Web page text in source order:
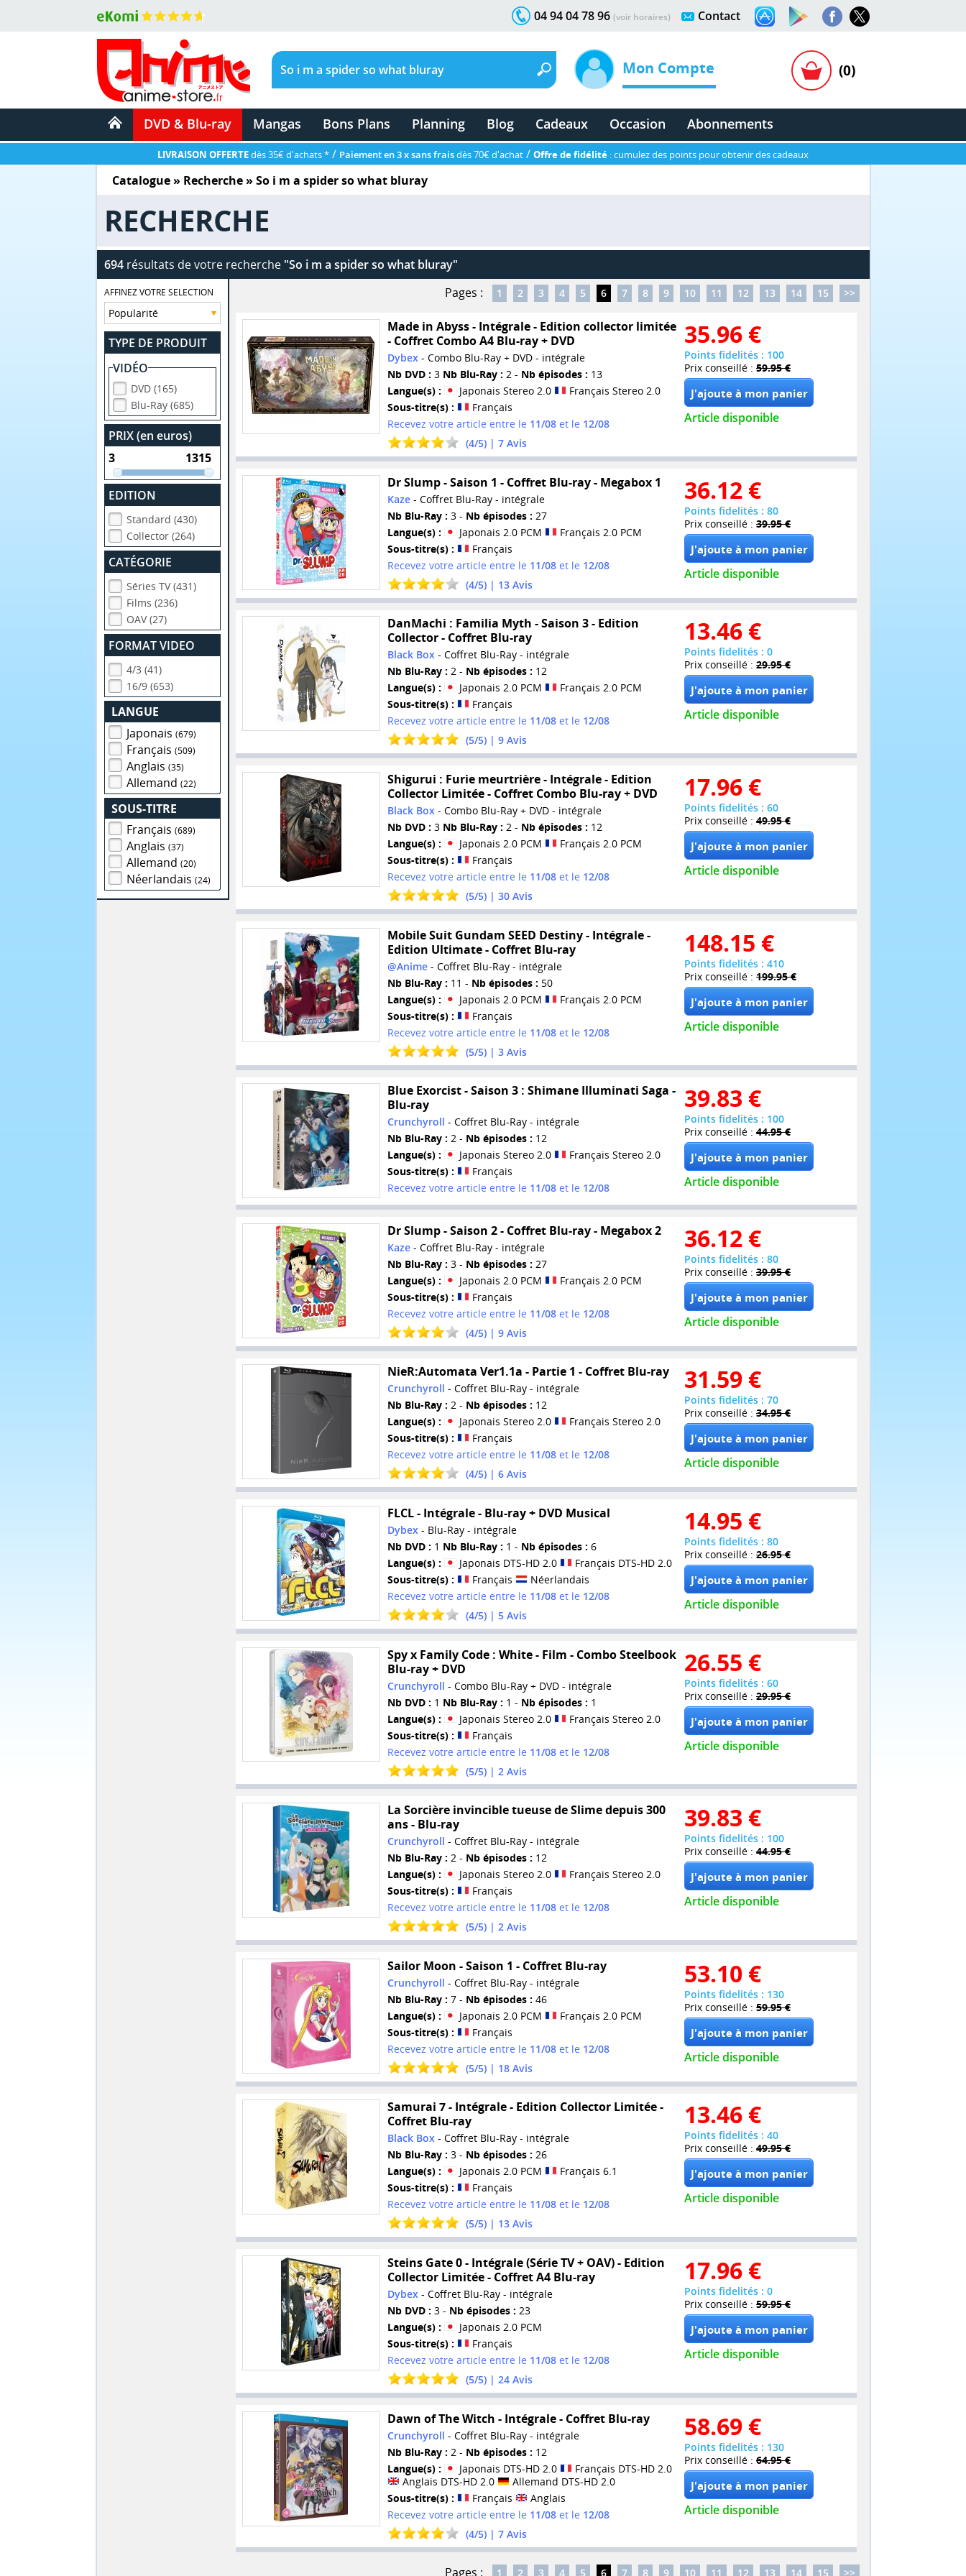
Contact
04 94 04 78 96 (voir horaires)
Mon Compte (0)
DVD & Blu-ray Mangas Bons Plans Planning Blog Cadeaux Occasion Abonnements
LIVRAISON OFFERTEdès 35€ d'achats * / Paiement en 3 x sans fraisdès 70€ d'achat / Offre de fidélité : cumulez des points pour obtenir des cadeaux
Catalogue» Recherche » So i m a spider so what bluray
RECHERCHE
694résultats de votre recherche "So i m a spider so what bluray"
AFFINEZ VOTRE SELECTION
TYPE DE PRODUIT
VIDÉO
DVD (165)
Blu-Ray (685)
PRIX (en euros)
EDITION
Standard (430)
Collector (264)
CATÉGORIE
Séries TV (431)
Films (236)
OAV (27)
FORMAT VIDEO
4/3 (41)
16/9 (653)
LANGUE
Japonais(679)
Français(509)
Anglais(35)
Allemand(22)
SOUS-TITRE
Français(689)
Anglais(37)
Allemand(20)
Néerlandais(24)
Pages : 1 2 3 4 5 6 7 8 9 10 11 12 13 14 15 >>
Made in Abyss - Intégrale - Edition collector limitée
- Coffret Combo A4 Blu-ray + DVD
Dybex- Combo Blu-Ray + DVD - intégrale
Nb DVD : 3 Nb Blu-Ray : 2 - Nb épisodes : 13
Langue(s) :
Japonais Stereo 2.0
Français Stereo 2.0
Sous-titre(s) :
Français
Recevez votre article entre le 11/08et le 12/08
(4/5) | 7Avis
35.96 €
Points fidelités : 100
Prix conseillé : 59.95 €
Article disponible
Dr Slump - Saison 1 - Coffret Blu-ray - Megabox 1
Kaze- Coffret Blu-Ray - intégrale
Nb Blu-Ray : 3 - Nb épisodes : 27
Langue(s) :
Japonais 2.0 PCM
Français 2.0 PCM
Sous-titre(s) :
Français
Recevez votre article entre le 11/08et le 12/08
(4/5) | 13Avis
36.12 €
Points fidelités : 80
Prix conseillé : 39.95 €
Article disponible
DanMachi : Familia Myth - Saison 3 - Edition
Collector - Coffret Blu-ray
Black Box- Coffret Blu-Ray - intégrale
Nb Blu-Ray : 2 - Nb épisodes : 12
Langue(s) :
Japonais 2.0 PCM
Français 2.0 PCM
Sous-titre(s) :
Français
Recevez votre article entre le 11/08et le 12/08
(5/5) | 9Avis
13.46 €
Points fidelités : 0
Prix conseillé : 29.95 €
Article disponible
Shigurui : Furie meurtrière - Intégrale - Edition
Collector Limitée - Coffret Combo Blu-ray + DVD
Black Box- Combo Blu-Ray + DVD - intégrale
Nb DVD : 3 Nb Blu-Ray : 2 - Nb épisodes : 12
Langue(s) :
Japonais 2.0 PCM
Français 2.0 PCM
Sous-titre(s) :
Français
Recevez votre article entre le 11/08et le 12/08
(5/5) | 30Avis
17.96 €
Points fidelités : 60
Prix conseillé : 49.95 €
Article disponible
Mobile Suit Gundam SEED Destiny - Intégrale -
Edition Ultimate - Coffret Blu-ray
@Anime- Coffret Blu-Ray - intégrale
Nb Blu-Ray : 11 - Nb épisodes : 50
Langue(s) :
Japonais 2.0 PCM
Français 2.0 PCM
Sous-titre(s) :
Français
Recevez votre article entre le 11/08et le 12/08
(5/5) | 3Avis
148.15 €
Points fidelités : 410
Prix conseillé : 199.95 €
Article disponible
Blue Exorcist - Saison 3 : Shimane Illuminati Saga -
Blu-ray
Crunchyroll - Coffret Blu-Ray - intégrale
Nb Blu-Ray : 2 - Nb épisodes : 12
Langue(s) :
Japonais Stereo 2.0
Français Stereo 2.0
Sous-titre(s) :
Français
Recevez votre article entre le 11/08et le 12/08
39.83 €
Points fidelités : 100
Prix conseillé : 44.95 €
Article disponible
Dr Slump - Saison 2 - Coffret Blu-ray - Megabox 2
Kaze- Coffret Blu-Ray - intégrale
Nb Blu-Ray : 3 - Nb épisodes : 27
Langue(s) :
Japonais 2.0 PCM
Français 2.0 PCM
Sous-titre(s) :
Français
Recevez votre article entre le 11/08et le 12/08
(4/5) | 9Avis
36.12 €
Points fidelités : 80
Prix conseillé : 39.95 €
Article disponible
NieR:Automata Ver1.1a - Partie 1 - Coffret Blu-ray
Crunchyroll - Coffret Blu-Ray - intégrale
Nb Blu-Ray : 2 - Nb épisodes : 12
Langue(s) :
Japonais Stereo 2.0
Français Stereo 2.0
Sous-titre(s) :
Français
Recevez votre article entre le 11/08et le 12/08
(4/5) | 6Avis
31.59 €
Points fidelités : 70
Prix conseillé : 34.95 €
Article disponible
FLCL - Intégrale - Blu-ray + DVD Musical
Dybex- Blu-Ray - intégrale
Nb DVD : 1 Nb Blu-Ray : 1 - Nb épisodes : 6
Langue(s) :
Japonais DTS-HD 2.0
Français DTS-HD 2.0
Sous-titre(s) :
Français
Néerlandais
Recevez votre article entre le 11/08et le 12/08
(4/5) | 5Avis
14.95 €
Points fidelités : 80
Prix conseillé : 26.95 €
Article disponible
Spy x Family Code : White - Film - Combo Steelbook
Blu-ray + DVD
Crunchyroll - Combo Blu-Ray + DVD - intégrale
Nb DVD : 1 Nb Blu-Ray : 1 - Nb épisodes : 1
Langue(s) :
Japonais Stereo 2.0
Français Stereo 2.0
Sous-titre(s) :
Français
Recevez votre article entre le 11/08et le 12/08
(5/5) | 2Avis
26.55 €
Points fidelités : 60
Prix conseillé : 29.95 €
Article disponible
La Sorcière invincible tueuse de Slime depuis 300
ans - Blu-ray
Crunchyroll - Coffret Blu-Ray - intégrale
Nb Blu-Ray : 2 - Nb épisodes : 12
Langue(s) :
Japonais Stereo 2.0
Français Stereo 2.0
Sous-titre(s) :
Français
Recevez votre article entre le 11/08et le 12/08
(5/5) | 2Avis
39.83 €
Points fidelités : 100
Prix conseillé : 44.95 €
Article disponible
Sailor Moon - Saison 1 - Coffret Blu-ray
Crunchyroll - Coffret Blu-Ray - intégrale
Nb Blu-Ray : 7 - Nb épisodes : 46
Langue(s) :
Japonais 2.0 PCM
Français 2.0 PCM
Sous-titre(s) :
Français
Recevez votre article entre le 11/08et le 12/08
(5/5) | 18Avis
53.10 €
Points fidelités : 130
Prix conseillé : 59.95 €
Article disponible
Samurai 7 - Intégrale - Edition Collector Limitée -
Coffret Blu-ray
Black Box- Coffret Blu-Ray - intégrale
Nb Blu-Ray : 3 - Nb épisodes : 26
Langue(s) :
Japonais 2.0 PCM
Français 6.1
Sous-titre(s) :
Français
Recevez votre article entre le 11/08et le 12/08
(5/5) | 13Avis
13.46 €
Points fidelités : 40
Prix conseillé : 49.95 €
Article disponible
Steins Gate 0 - Intégrale (Série TV + OAV) - Edition
Collector Limitée - Coffret A4 Blu-ray
Dybex- Coffret Blu-Ray - intégrale
Nb DVD : 3 - Nb épisodes : 23
Langue(s) :
Japonais 2.0 PCM
Sous-titre(s) :
Français
Recevez votre article entre le 11/08et le 12/08
(5/5) | 24Avis
17.96 €
Points fidelités : 0
Prix conseillé : 59.95 €
Article disponible
Dawn of The Witch - Intégrale - Coffret Blu-ray
Crunchyroll - Coffret Blu-Ray - intégrale
Nb Blu-Ray : 2 - Nb épisodes : 12
Langue(s) :
Japonais DTS-HD 2.0
Français DTS-HD 2.0
Anglais DTS-HD 2.0
Allemand DTS-HD 2.0
Sous-titre(s) :
Français
Anglais
Recevez votre article entre le 11/08et le 12/08
(4/5) | 7Avis
58.69 €
Points fidelités : 130
Prix conseillé : 64.95 €
Article disponible
Pages : 1 2 3 4 5 6 7 8 9 10 11 12 13 14 15 >>